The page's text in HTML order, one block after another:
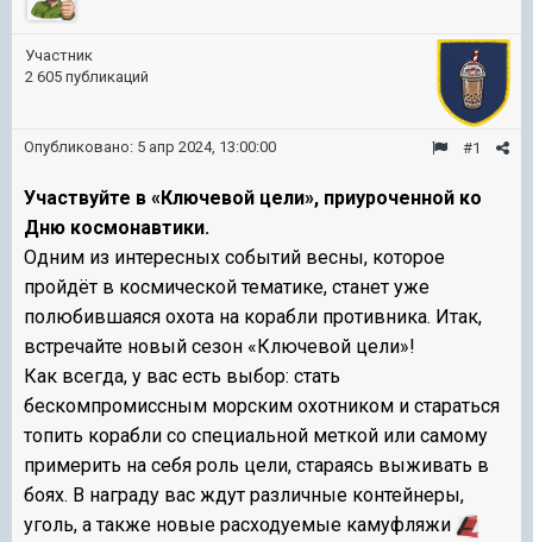
Участник
2 605 публикаций
#1
Опубликовано: 5 апр 2024, 13:00:00
Участвуйте в «Ключевой цели», приуроченной ко
Дню космонавтики.
Одним из интересных событий весны, которое
пройдёт в космической тематике, станет уже
полюбившаяся охота на корабли противника. Итак,
встречайте новый сезон «Ключевой цели»!
Как всегда, у вас есть выбор: стать
бескомпромиссным морским охотником и стараться
топить корабли со специальной меткой или самому
примерить на себя роль цели, стараясь выживать в
боях. В награду вас ждут различные контейнеры,
уголь, а также новые расходуемые камуфляжи